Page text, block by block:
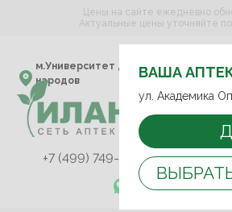
м.Университет дружбы
народов
ул.
д. 4, к.1
ВАША
ул. Академика
Цены на сайте ежедневно
Актуальные цены уточняйте
+7 (499) 749-75-92
+7
+7 (989) 579-